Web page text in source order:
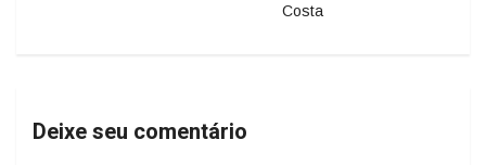
Costa
Deixe seu comentário